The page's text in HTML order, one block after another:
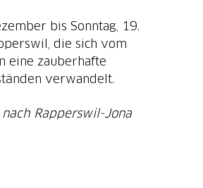
bis Sonntag, 19.
die sich vom
eine zauberhafte
verwandelt.
Rapperswil-Jona